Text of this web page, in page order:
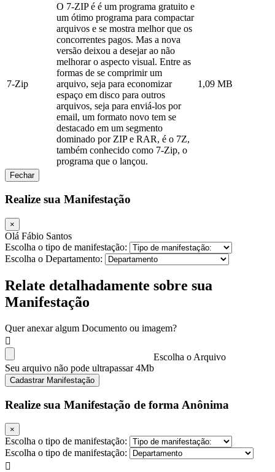
7-Zip
O 7-ZIP é é um programa gratuito e
um ótimo programa para compactar
arquivos e se mostra melhor que os
concorrentes pagos. Mas a nova
versão deixou a desejar ao não
melhorar o aspecto visual. Entre as
formas de se comprimir um
arquivo, seja para economizar
espaço em disco para outros
arquivos, seja para enviá-los por
email, um formato novo tem se
destacado em um segmento
dominado por ZIP e RAR, é o 7Z,
também conhecido como 7-Zip, o
programa que o lançou.
1,09 MB
Fechar
Realize sua Manifestação
×
Olá Fábio Santos
Escolha o tipo de manifestação:
Escolha o Departamento:
Relate detalhadamente sobre sua
Manifestação
Quer anexar algum Documento ou imagem?
Escolha o Arquivo
Seu arquivo não pode ultrapassar 4Mb
Cadastrar Manifestação
Realize sua Manifestação de forma Anônima
×
Escolha o tipo de manifestação:
Escolha o tipo de manifestação: